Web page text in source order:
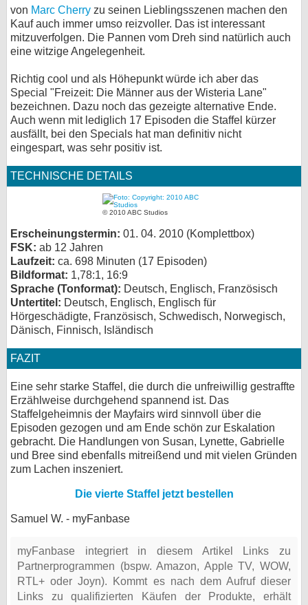
von Marc Cherry zu seinen Lieblingsszenen machen den
Kauf auch immer umso reizvoller. Das ist interessant
mitzuverfolgen. Die Pannen vom Dreh sind natürlich auch
eine witzige Angelegenheit.
Richtig cool und als Höhepunkt würde ich aber das
Special "Freizeit: Die Männer aus der Wisteria Lane"
bezeichnen. Dazu noch das gezeigte alternative Ende.
Auch wenn mit lediglich 17 Episoden die Staffel kürzer
ausfällt, bei den Specials hat man definitiv nicht
eingespart, was sehr positiv ist.
TECHNISCHE DETAILS
© 2010 ABC Studios
Erscheinungstermin: 01. 04. 2010 (Komplettbox)
FSK: ab 12 Jahren
Laufzeit: ca. 698 Minuten (17 Episoden)
Bildformat: 1,78:1, 16:9
Sprache (Tonformat): Deutsch, Englisch, Französisch
Untertitel: Deutsch, Englisch, Englisch für
Hörgeschädigte, Französisch, Schwedisch, Norwegisch,
Dänisch, Finnisch, Isländisch
FAZIT
Eine sehr starke Staffel, die durch die unfreiwillig gestraffte
Erzählweise durchgehend spannend ist. Das
Staffelgeheimnis der Mayfairs wird sinnvoll über die
Episoden gezogen und am Ende schön zur Eskalation
gebracht. Die Handlungen von Susan, Lynette, Gabrielle
und Bree sind ebenfalls mitreißend und mit vielen Gründen
zum Lachen inszeniert.
Die vierte Staffel jetzt bestellen
Samuel W. - myFanbase
myFanbase integriert in diesem Artikel Links zu
Partnerprogrammen (bspw. Amazon, Apple TV, WOW,
RTL+ oder Joyn). Kommt es nach dem Aufruf dieser
Links zu qualifizierten Käufen der Produkte, erhält